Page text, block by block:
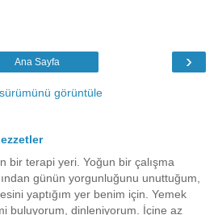
›
Ana Sayfa
görüntüle
bir terapi yeri. Yoğun bir çalışma
günün yorgunluğunu unuttuğum,
yaptığım yer benim için. Yemek
buluyorum, dinleniyorum. İçine az